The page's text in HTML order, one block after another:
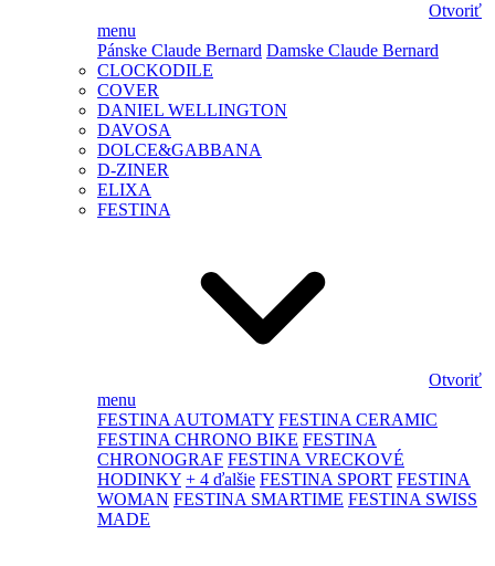
Otvoriť
menu
Pánske Claude Bernard Damske Claude Bernard
CLOCKODILE
COVER
DANIEL WELLINGTON
DAVOSA
DOLCE&GABBANA
D-ZINER
ELIXA
FESTINA
Otvoriť
menu
FESTINA AUTOMATY FESTINA CERAMIC
FESTINA CHRONO BIKE FESTINA
CHRONOGRAF FESTINA VRECKOVÉ
HODINKY + 4 ďalšie FESTINA SPORT FESTINA
WOMAN FESTINA SMARTIME FESTINA SWISS
MADE